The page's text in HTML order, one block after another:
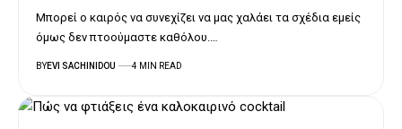
Μπορεί ο καιρός να συνεχίζει να μας χαλάει τα σχέδια εμείς
όμως δεν πτοούμαστε καθόλου.…
BYEVI SACHINIDOU 4 MIN READ